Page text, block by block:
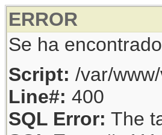
ERROR
Se ha
Script: /var/
Line#: 400
SQL Error: The